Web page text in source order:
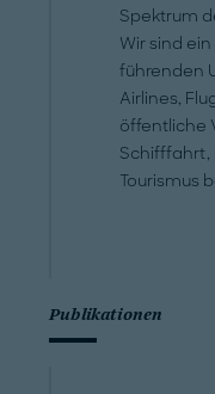
Spektrum
Wir sind
führenden
Airlines,
öffentliche
Schifffahrt,
Tourismus
Publikationen